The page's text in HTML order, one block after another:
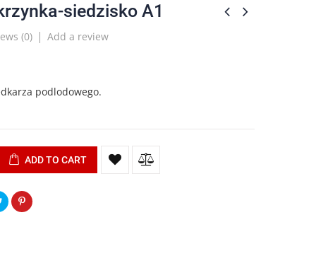
siedzisko A1
(0) Add a review
podlodowego.
ADD TO CART